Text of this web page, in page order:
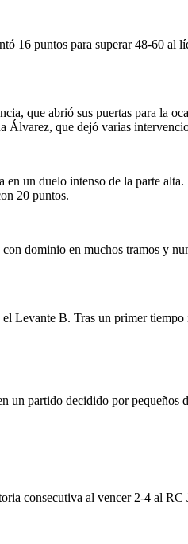
16 puntos para superar 48-60
que abrió sus puertas para la
que dejó varias
un duelo intenso de la parte
20 puntos.
dominio en muchos tramos y
Levante B. Tras un primer
partido decidido por
consecutiva al vencer 2-4 al